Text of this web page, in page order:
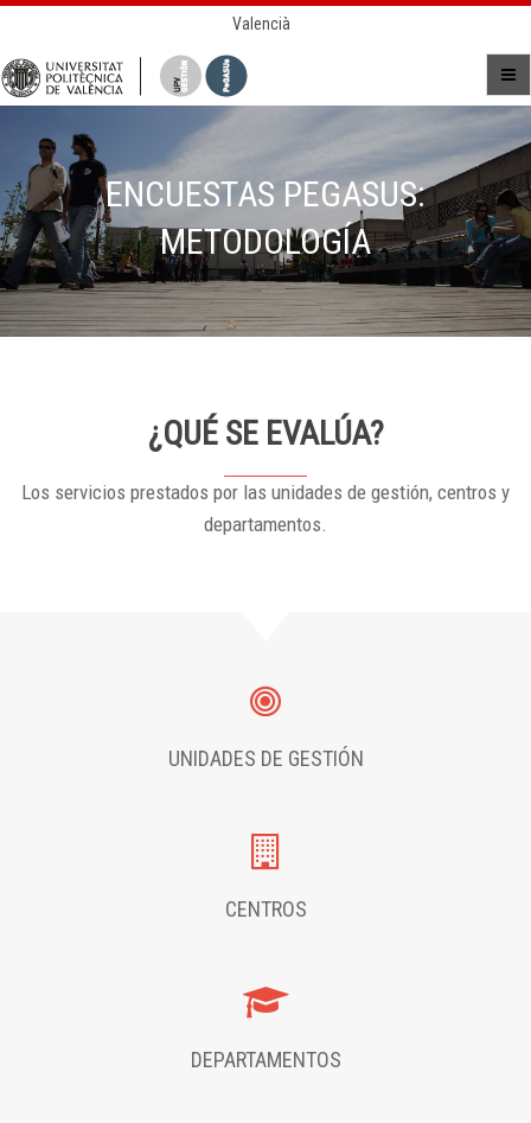
Valencià
ENCUESTAS PEGASUS:
METODOLOGÍA
¿QUÉ SE EVALÚA?
Los servicios prestados por las unidades de gestión, centros y
departamentos.
UNIDADES DE GESTIÓN
CENTROS
DEPARTAMENTOS